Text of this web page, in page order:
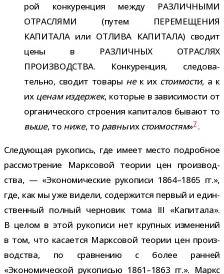
рой кон­ку­рен­ция между РАЗЛИЧНЫМИ
ОТРАСЛЯМИ (путем ПЕРЕМЕЩЕНИЯ
КАПИТАЛА или ОТЛИВА КАПИТАЛА) сво­дит
цены в РАЗЛИЧНЫХ ОТРАСЛЯХ
ПРОИЗВОДСТВА. Конкуренция, сле­до­ва­
тельно, сво­дит товары не к их сто­и­мо­сти, а к
их ценам издер­жек, кото­рые в зави­си­мо­сти от
орга­ни­че­ского стро­е­ния капи­та­лов бывают то
выше, то ниже, то равныихсто­и­мо­стям»7.
Следующая руко­пись, где имеет место подроб­ное
рас­смот­ре­ние Марксовой тео­рии цен про­из­вод­
ства, — «Экономические руко­писи 1864–1865 гг.»,
где, как мы уже видели, содер­жится пер­вый и един­
ствен­ный пол­ный чер­но­вик тома III «Капитала».
В целом в этой руко­писи нет круп­ных изме­не­ний
в том, что каса­ется Марксовой тео­рии цен про­из­
вод­ства, по срав­не­нию с более ран­ней
«Экономической руко­пи­сью 1861–1863 гг.». Маркс